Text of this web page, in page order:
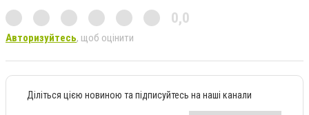
0,0
Авторизуйтесь, щоб оцінити
Діліться цією новиною та підписуйтесь на наші канали